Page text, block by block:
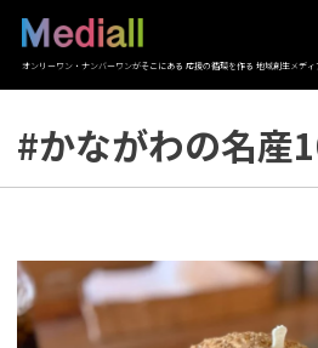
オンリーワン・ナンバーワンがそこにある 応援の循環を作る 地域創生メディ
#かながわの名産